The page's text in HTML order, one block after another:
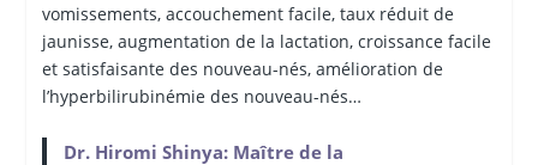
vomissements, accouchement facile, taux réduit de
jaunisse, augmentation de la lactation, croissance facile
et satisfaisante des nouveau-nés, amélioration de
l’hyperbilirubinémie des nouveau-nés…
Dr. Hiromi Shinya: Maître de la